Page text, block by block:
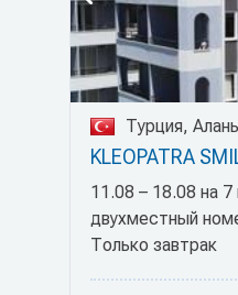
Турция,
KLEOPATRA
11.08 – 18.08 на 7
двухместный
Только завтрак